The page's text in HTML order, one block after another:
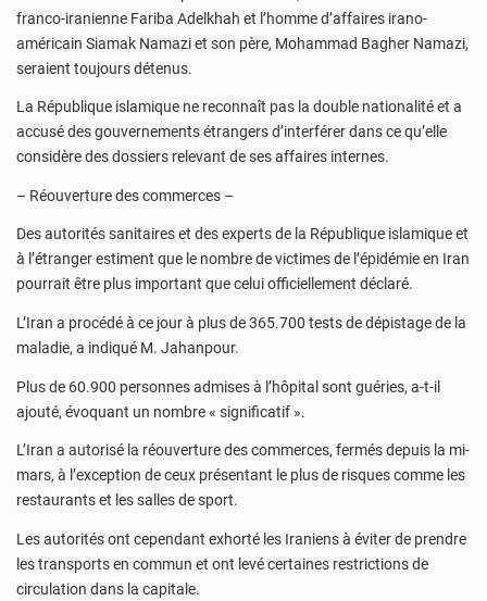
franco-iranienne Fariba Adelkhah et l’homme d’affaires irano-
américain Siamak Namazi et son père, Mohammad Bagher Namazi,
seraient toujours détenus.
La République islamique ne reconnaît pas la double nationalité et a
accusé des gouvernements étrangers d’interférer dans ce qu’elle
considère des dossiers relevant de ses affaires internes.
– Réouverture des commerces –
Des autorités sanitaires et des experts de la République islamique et
à l’étranger estiment que le nombre de victimes de l’épidémie en Iran
pourrait être plus important que celui officiellement déclaré.
L’Iran a procédé à ce jour à plus de 365.700 tests de dépistage de la
maladie, a indiqué M. Jahanpour.
Plus de 60.900 personnes admises à l’hôpital sont guéries, a-t-il
ajouté, évoquant un nombre « significatif ».
L’Iran a autorisé la réouverture des commerces, fermés depuis la mi-
mars, à l’exception de ceux présentant le plus de risques comme les
restaurants et les salles de sport.
Les autorités ont cependant exhorté les Iraniens à éviter de prendre
les transports en commun et ont levé certaines restrictions de
circulation dans la capitale.